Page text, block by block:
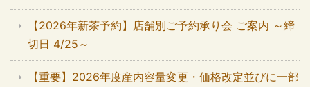
【2026年新茶予約】店舗別ご予約承り会 ご案内 ～締
切日 4/25～
【重要】2026年度産内容量変更・価格改定並びに一部